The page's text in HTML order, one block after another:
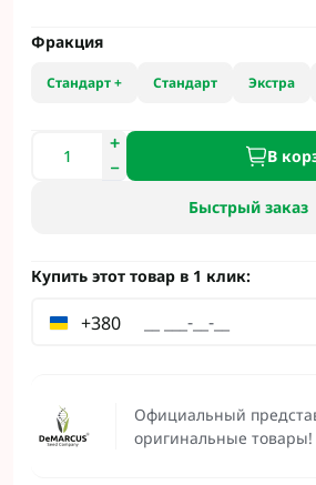
Официальный
оригинальные товары!
Фракция
Стандарт + Стандарт Экстра
В
Быстрый заказ
Купить этот товар в 1 клик:
+380